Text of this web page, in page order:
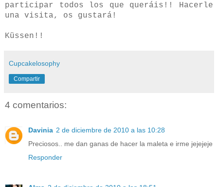
participar todos los que queráis!! Hacerle
una visita, os gustará!
Küssen!!
Cupcakelosophy
Compartir
4 comentarios:
Davinia 2 de diciembre de 2010 a las 10:28
Preciosos.. me dan ganas de hacer la maleta e irme jejejeje
Responder